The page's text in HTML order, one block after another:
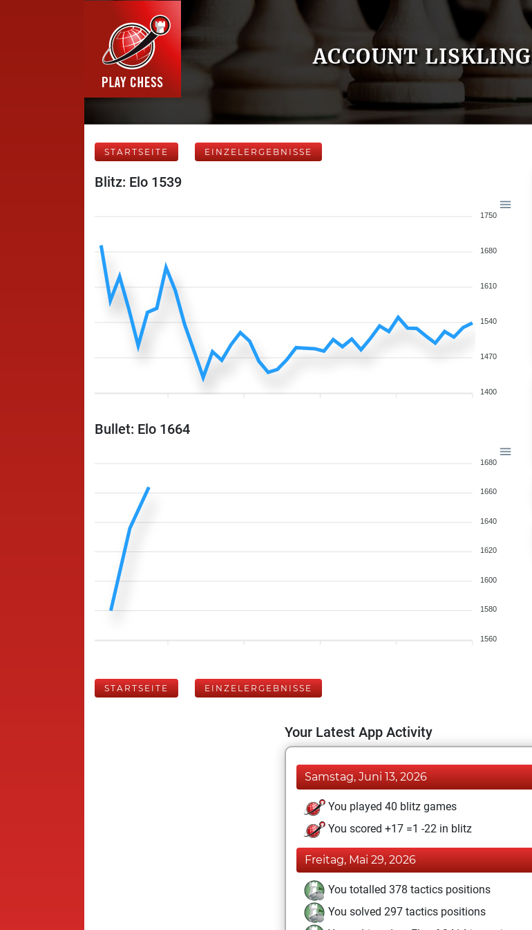
ACCOUNT LISKLING
STARTSEITE EINZELERGEBNISSE
Blitz: Elo 1539
1750
1680
1610
1540
1470
1400
Bullet: Elo 1664
1680
1660
1640
1620
1600
1580
1560
STARTSEITE EINZELERGEBNISSE
Your Latest App Activity
Samstag, Juni 13, 2026
You played 40 blitz games
You scored +17 =1 -22 in blitz
Freitag, Mai 29, 2026
You totalled 378 tactics positions
You solved 297 tactics positions